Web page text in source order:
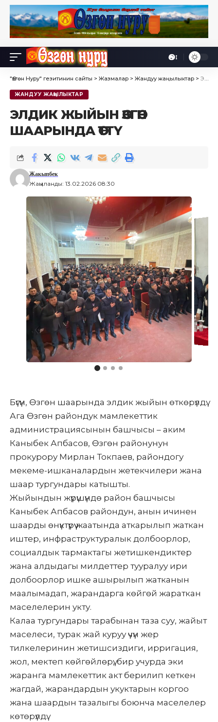
Font
Resizer
Өө
"Өзгөн Нуру" гезитинин сайты > Жазмалар > Жандуу жаңылыктар > ЭЛДИК ЖЫЙЫН ӨЗГӨН ШААРЫНДА ӨТТҮ
ЖАНДУУ ЖАҢЫЛЫКТАР
ЭЛДИК ЖЫЙЫН ӨЗГӨН
ШААРЫНДА ӨТТҮ
Жаңыланды: 13.02.2026 08:30
Жакыпбек
Бүгүн, Өзгөн шаарында элдик жыйын өткөрүлдү.
Ага Өзгөн райондук мамлекеттик
администрациясынын башчысы – аким
Каныбек Апбасов, Өзгөн районунун
прокурору Мирлан Токпаев, райондогу
мекеме-ишканалардын жетекчилери жана
шаар тургундары катышты.
Жыйындын жүрүшүндө район башчысы
Каныбек Апбасов райондун, анын ичинен
шаарды өнүктүрүү жаатында аткарылып жаткан
иштер, инфраструктуралык долбоорлор,
социалдык тармактагы жетишкендиктер
жана алдыдагы милдеттер тууралуу ири
долбоорлор ишке ашырылып жатканын
маалымадап, жарандарга көйгөй жараткан
маселелерин укту.
Калаа тургундары тарабынан таза суу, жайыт
маселеси, турак жай куруу үчүн жер
тилкелеринин жетишсиздиги, ирригация,
жол, мектеп көйгөйлөрү, бир учурда эки
жаранга мамлекеттик акт берилип кеткен
жагдай, жарандардын укуктарын коргоо
жана шаардын тазалыгы боюнча маселелер
көтөрүлдү.